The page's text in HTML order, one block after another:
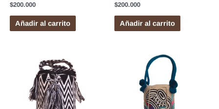
$200.000
Añadir al carrito
$200.000
Añadir al carrito